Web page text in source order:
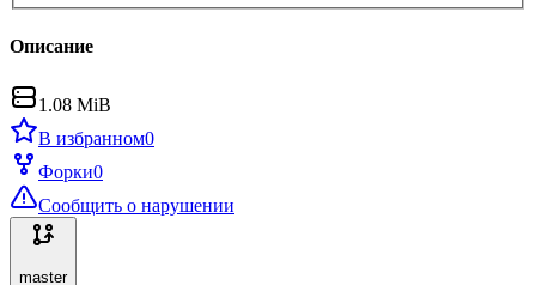
Описание
1.08 MiB
В избранном0
Форки0
Сообщить о нарушении
master